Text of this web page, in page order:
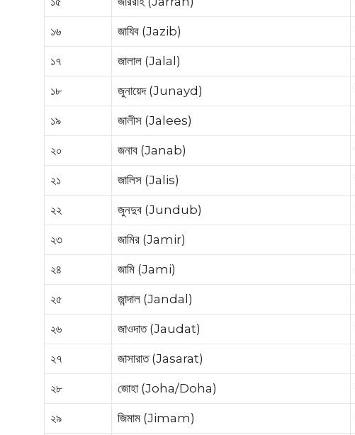
১৬ জাযিব (Jazib)
১৭ জালাল (Jalal)
১৮ জুনায়েদ (Junayd)
১৯ জালীস (Jalees)
২০ জনাব (Janab)
২১ জালিস (Jalis)
২২ জুনদুব (Jundub)
২৩ জামির (Jamir)
২৪ জামি (Jami)
২৫ জান্দাল (Jandal)
২৬ জাওদাত (Jaudat)
২৭ জাসারাত (Jasarat)
২৮ জোহা (Joha/Doha)
২৯ জিমাম (Jimam)